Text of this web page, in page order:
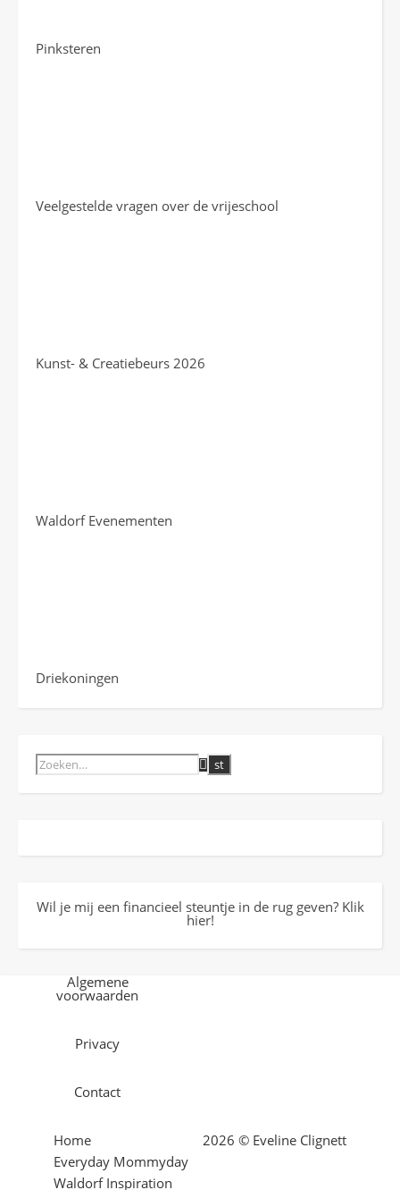
Pinksteren
Veelgestelde vragen over de vrijeschool
Kunst- & Creatiebeurs 2026
Waldorf Evenementen
Driekoningen
Wil je mij een financieel steuntje in de rug geven? Klik
hier!
Algemene
voorwaarden
Privacy
Contact
2026 © Eveline Clignett
Home
Everyday Mommyday
Waldorf Inspiration